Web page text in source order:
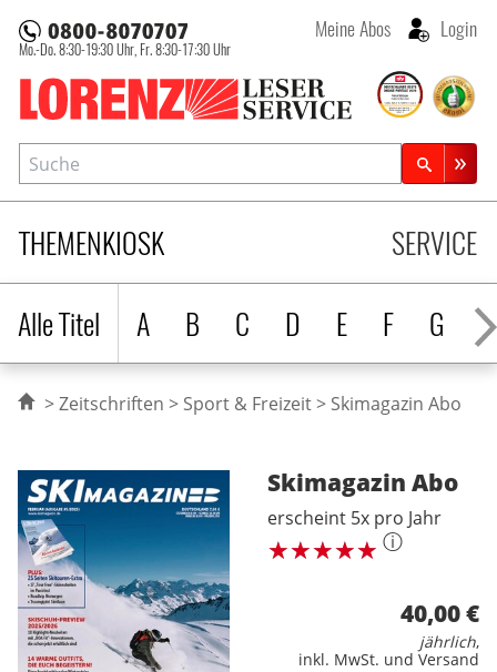
Lorenz Leserservice
Mo.-Do. 8:30-19:30 Uhr, Fr. 8:30-17:30 Uhr
Meine Abos Login
THEMENKIOSK
Alle Titel
A B C D E F G H
SERVICE
Suche
Zeitschriftensuche
Zeitschriften Sport & Freizeit Skimagazin Abo
Skimagazin Abo
erscheint 5x pro Jahr
ⓘ
40,00 €
jährlich,
inkl. MwSt. und Versand